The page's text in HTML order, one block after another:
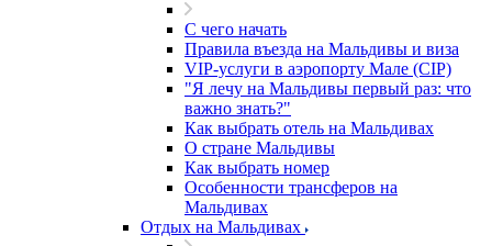
С чего начать
Правила въезда на Мальдивы и виза
VIP-услуги в аэропорту Мале (CIP)
"Я лечу на Мальдивы первый раз: что
важно знать?"
Как выбрать отель на Мальдивах
О стране Мальдивы
Как выбрать номер
Особенности трансферов на
Мальдивах
Отдых на Мальдивах